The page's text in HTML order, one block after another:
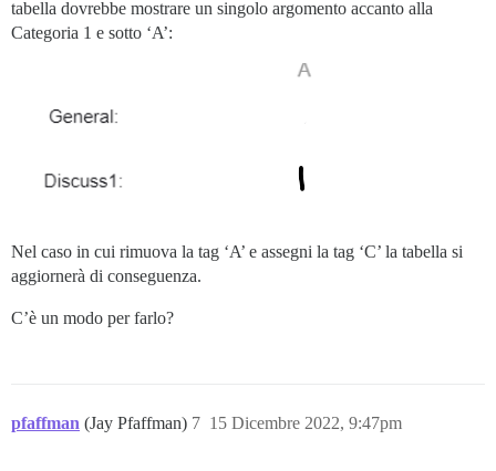
tabella dovrebbe mostrare un singolo argomento accanto alla
Categoria 1 e sotto ‘A’:
Nel caso in cui rimuova la tag ‘A’ e assegni la tag ‘C’ la tabella si
aggiornerà di conseguenza.
C’è un modo per farlo?
pfaffman (Jay Pfaffman) 15 Dicembre 2022, 9:47pm
7